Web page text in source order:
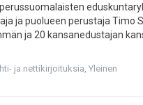
ja puolueen perustaja Timo
ja 20 kansanedustajan
ja nettikirjoituksia,Yleinen